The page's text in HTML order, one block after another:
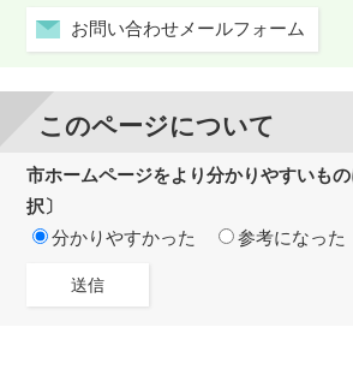
お問い合わせメールフォーム
このページについて
市ホームページをより分かりやすいも
択〕
分かりやすかった
参考になった